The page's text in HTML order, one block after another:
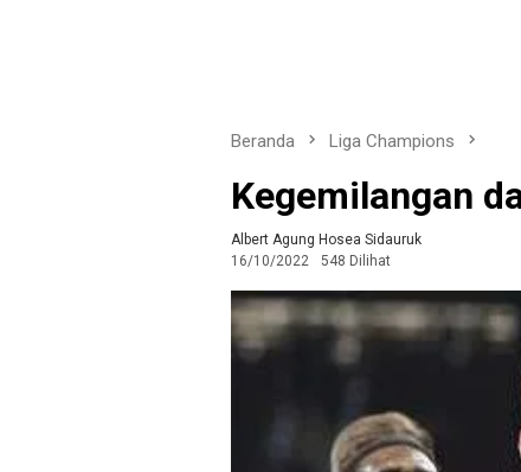
Beranda Liga Champions
Kegemilangan
Albert Agung Hosea Sidauruk
16/10/2022
548 Dilihat